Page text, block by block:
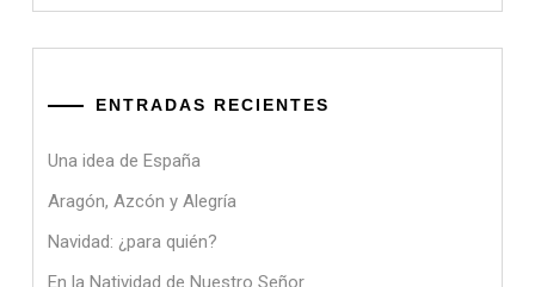
ENTRADAS RECIENTES
Una idea de España
Aragón, Azcón y Alegría
Navidad: ¿para quién?
En la Natividad de Nuestro Señor